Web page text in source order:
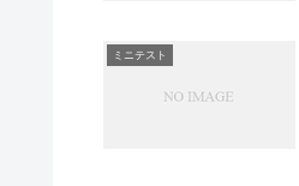
ミニテスト